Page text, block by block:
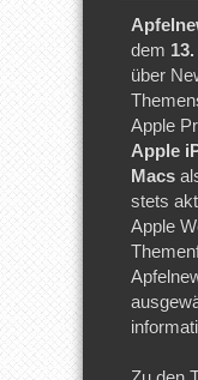
dem
über
Apple
Apple
Macs
stets
Apple